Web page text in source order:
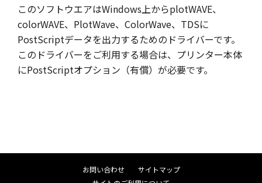
このソフトウエアはWindows上からplotWAVE、
colorWAVE、PlotWave、ColorWave、TDSに
PostScriptデータを出力するためのドライバーです。
このドライバーをご利用する場合は、プリンター本体
にPostScriptオプション（有償）が必要です。
お問い合わせ
サイトマップ